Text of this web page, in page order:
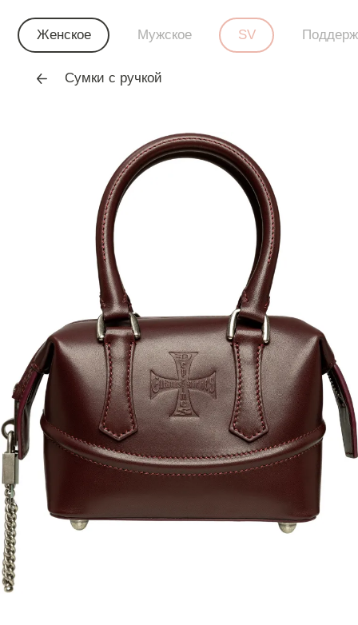
Женское Мужское SV
Сумки с ручкой